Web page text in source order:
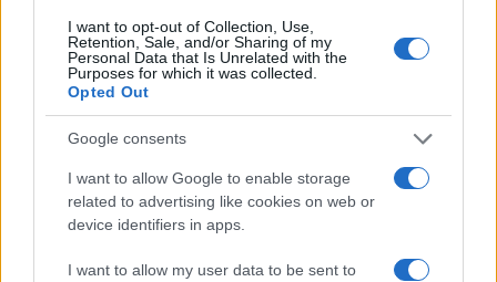
I want to opt-out of Collection, Use,
Retention, Sale, and/or Sharing of my
Personal Data that Is Unrelated with the
Purposes for which it was collected.
Opted Out
Google consents
I want to allow Google to enable storage
related to advertising like cookies on web or
device identifiers in apps.
I want to allow my user data to be sent to